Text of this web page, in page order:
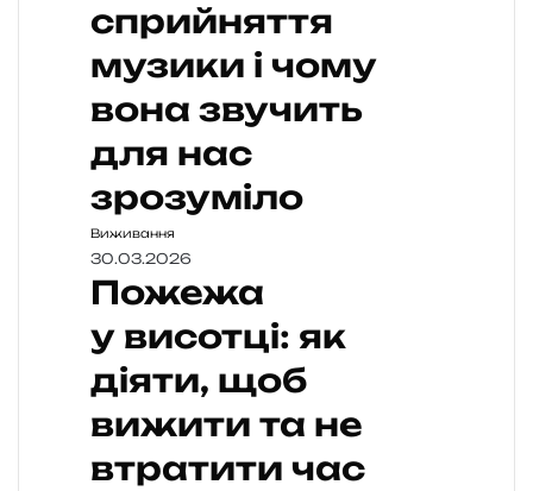
сприйняття
музики і чому
вона звучить
для нас
зрозуміло
Виживання
30.03.2026
Пожежа
у висотці: як
діяти, щоб
вижити та не
втратити час